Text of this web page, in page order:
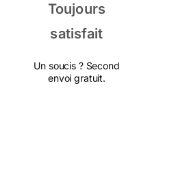
Toujours
satisfait
Un soucis ? Second
envoi gratuit.